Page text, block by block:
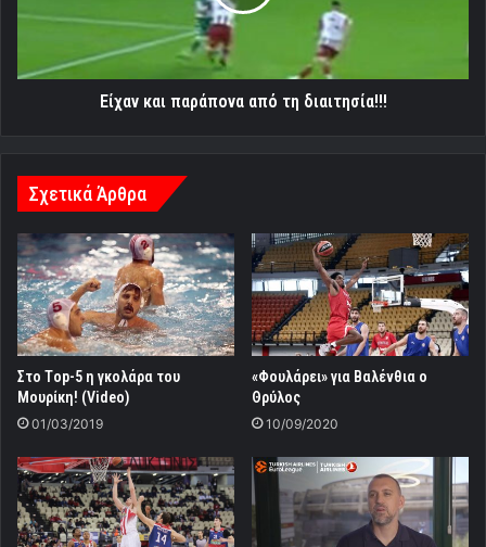
Είχαν και παράπονα από τη διαιτησία!!!
Σχετικά Άρθρα
Στο Τop-5 η γκολάρα του
Μουρίκη! (Video)
01/03/2019
«Φουλάρει» για Βαλένθια ο
Θρύλος
10/09/2020